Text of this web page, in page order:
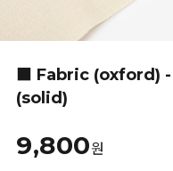
■ Fabric (oxford)
(solid)
9,800원